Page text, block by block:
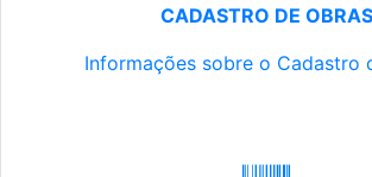
CADASTRO DE OBRAS
Informações sobre o Cadastro